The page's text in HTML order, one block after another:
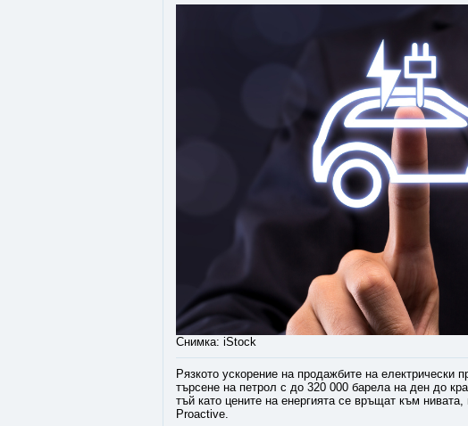
Снимка: iStock
Рязкото ускорение на продажбите на електрически
търсене на петрол с до 320 000 барела на ден до
тъй като цените на енергията се връщат към
Proactive.